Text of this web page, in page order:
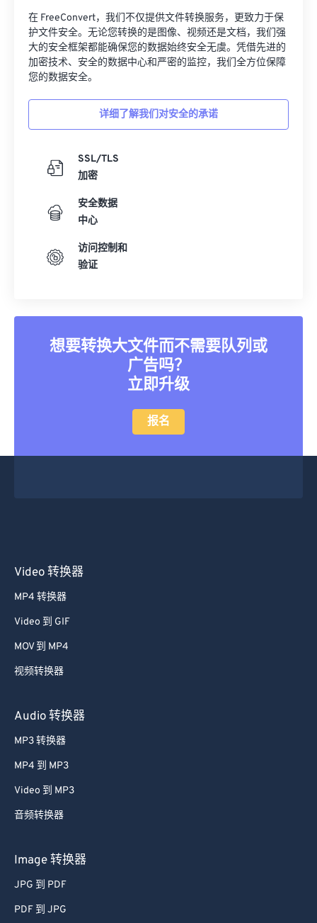
在 FreeConvert，我们不仅提供文件转换服务，更致力于保
护文件安全。无论您转换的是图像、视频还是文档，我们强
大的安全框架都能确保您的数据始终安全无虞。凭借先进的
加密技术、安全的数据中心和严密的监控，我们全方位保障
您的数据安全。
详细了解我们对安全的承诺
SSL/TLS
加密
安全数据
中心
访问控制和
验证
想要转换大文件而不需要队列或
广告吗？
立即升级
报名
Video 转换器
MP4 转换器
Video 到 GIF
MOV 到 MP4
视频转换器
Audio 转换器
MP3 转换器
MP4 到 MP3
Video 到 MP3
音频转换器
Image 转换器
JPG 到 PDF
PDF 到 JPG